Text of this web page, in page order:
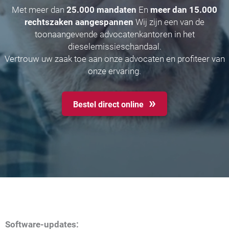
Met meer dan 25.000 mandaten En meer dan 15.000
rechtszaken aangespannen Wij zijn een van de
toonaangevende advocatenkantoren in het
dieselemissieschandaal.
Vertrouw uw zaak toe aan onze advocaten en profiteer van
onze ervaring.
Bestel direct online
Software-updates: